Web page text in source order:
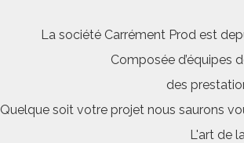
La société Carrément Prod est
Composée d’équipes
des
Quelque soit votre projet nous saurons
L'art de